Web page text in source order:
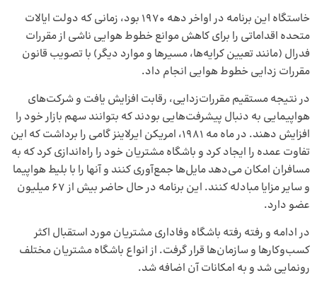
خاستگاه این برنامه در اواخر دهه 1970 بود، زمانی که دولت ایالات
متحده اقداماتی را برای کاهش موانع خطوط هوایی ناشی از مقررات
فدرال (مانند تعیین کرایه‌ها، مسیرها و موارد دیگر) با تصویب قانون
مقررات زدایی خطوط هوایی انجام داد.
در نتیجه مستقیم مقررات‌زدایی، رقابت افزایش یافت و شرکت‌های
هواپیمایی به دنبال پیشرفت‌هایی بودند که بتوانند سهم بازار خود را
افزایش دهند. در ماه مه 1981، امریکن ایرلاینز گامی را برداشت که این
تفاوت عمده را ایجاد کرد و باشگاه مشتریان خود را راه‌اندازی کرد که به
مسافران امکان می‌دهد مایل‌ها جمع‌آوری کنند و آنها را با بلیط هواپیما
و سایر مزایا مبادله کنند. این برنامه در حال حاضر بیش از 67 میلیون
عضو دارد.
در ادامه و رفته رفته باشگاه وفاداری مشتریان مورد استقبال اکثر
کسب‌وکارها و سازمان‌ها قرار گرفت. از انواع باشگاه مشتریان مختلف
رونمایی شد و به امکانات آن اضافه شد.